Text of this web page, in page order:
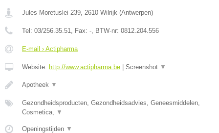
Jules Moretuslei 239, 2610 Wilrijk (Antwerpen)
Tel: 03/256.35.51, Fax: -, BTW-nr: 0812.204.556
E-mail › Actipharma
Website: http://www.actipharma.be Screenshot ▼
Apotheek ▼
Gezondheidsproducten, Gezondheidsadvies, Geneesmiddelen,
Cosmetica, ▼
Openingstijden ▼